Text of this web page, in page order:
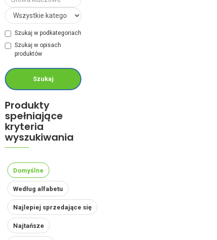
Szukaj w podkategoriach
Szukaj w opisach
produktów
Szukaj
Produkty
spełniające
kryteria
wyszukiwania
Domyślne
Według alfabetu
Najlepiej sprzedające się
Najtańsze